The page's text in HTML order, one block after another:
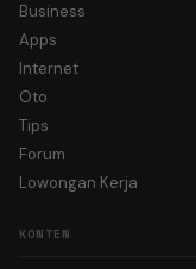
Business
Apps
Internet
Oto
Tips
Forum
Lowongan Kerja
KONTEN